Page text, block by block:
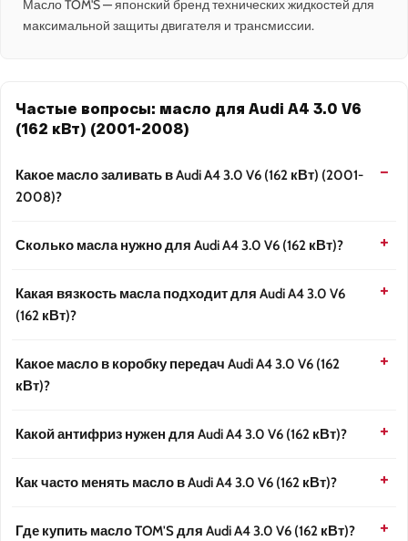
Масло TOM'S — японский бренд технических жидкостей для
максимальной защиты двигателя и трансмиссии.
Частые вопросы: масло для Audi A4 3.0 V6
(162 кВт) (2001-2008)
Какое масло заливать в Audi A4 3.0 V6 (162 кВт) (2001-
2008)?
Сколько масла нужно для Audi A4 3.0 V6 (162 кВт)?
Какая вязкость масла подходит для Audi A4 3.0 V6
(162 кВт)?
Какое масло в коробку передач Audi A4 3.0 V6 (162
кВт)?
Какой антифриз нужен для Audi A4 3.0 V6 (162 кВт)?
Как часто менять масло в Audi A4 3.0 V6 (162 кВт)?
Где купить масло TOM'S для Audi A4 3.0 V6 (162 кВт)?